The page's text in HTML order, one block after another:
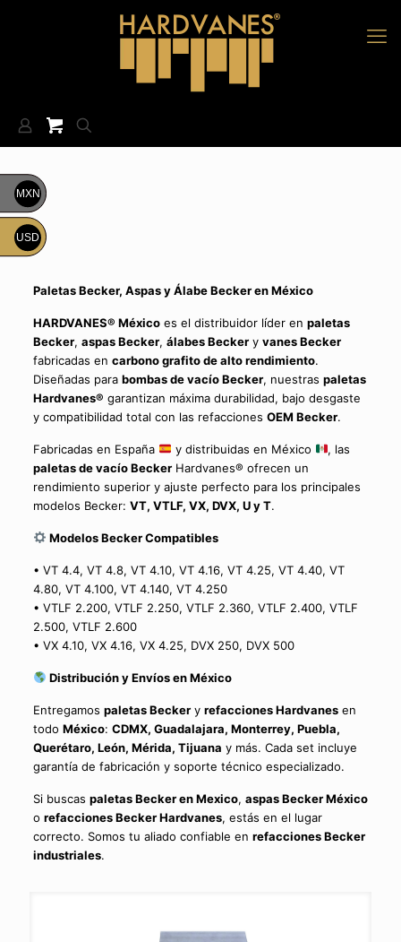
Paletas Becker, Aspas y Álabe Becker en México
HARDVANES® Méxicoes el distribuidor líder en paletas
Becker, aspas Becker, álabes Beckery vanes Becker
fabricadas en carbono grafito de alto rendimiento.
Diseñadas para bombas de vacío Becker, nuestras paletas
Hardvanes® garantizan máxima durabilidad, bajo desgaste
y compatibilidad total con las refacciones OEM Becker.
Fabricadas en España y distribuidas en México
, las
paletas de vacío BeckerHardvanes® ofrecen un
rendimiento superior y ajuste perfecto para los principales
modelos Becker: VT, VTLF, VX, DVX, U y T.
Modelos Becker Compatibles
• VT 4.4, VT 4.8, VT 4.10, VT 4.16, VT 4.25, VT 4.40, VT
4.80, VT 4.100, VT 4.140, VT 4.250
• VTLF 2.200, VTLF 2.250, VTLF 2.360, VTLF 2.400, VTLF
2.500, VTLF 2.600
• VX 4.10, VX 4.16, VX 4.25, DVX 250, DVX 500
Distribución y Envíos en México
Entregamos paletas Beckery refacciones Hardvanesen
todo México: CDMX, Guadalajara, Monterrey, Puebla,
Querétaro, León, Mérida, Tijuana y más. Cada set incluye
garantía de fabricación y soporte técnico especializado.
Si buscas paletas Becker en Mexico, aspas Becker México
o refacciones Becker Hardvanes, estás en el lugar
correcto. Somos tu aliado confiable en refacciones Becker
industriales.
MXN
USD